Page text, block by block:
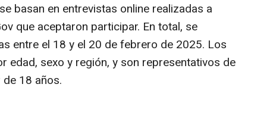
basan en entrevistas online realizadas a
que aceptaron participar. En total, se
entre el 18 y el 20 de febrero de 2025. Los
edad, sexo y región, y son representativos de
18 años.